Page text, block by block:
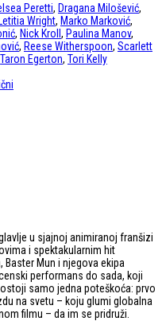
Peretti, Dragana Milošević,
Letitia Wright, Marko Marković,
, Nick Kroll , Paulina Manov,
, Reese Witherspoon, Scarlett
Taron Egerton, Tori Kelly
u sjajnoj animiranoj franšizi
i spektakularnim hit
Mun i njegova ekipa
performans do sada, koji
samo jedna poteškoća: prvo
na svetu – koju glumi globalna
filmu – da im se pridruži.